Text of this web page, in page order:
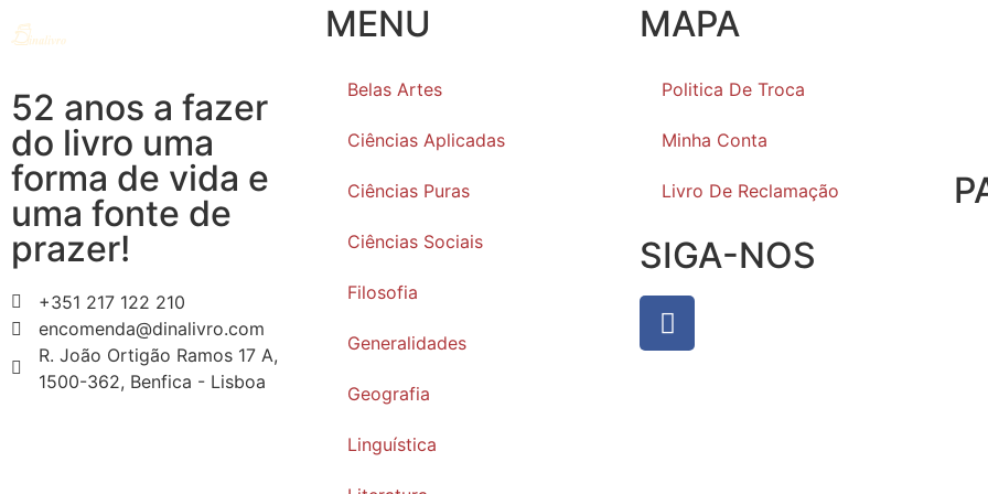
52 anos a fazer
do livro uma
forma de vida e
uma fonte de
prazer!
+351 217 122 210
encomenda@dinalivro.com
R. João Ortigão Ramos 17 A,
1500-362, Benfica - Lisboa
MENU
Belas Artes
Ciências Aplicadas
Ciências Puras
Ciências Sociais
Filosofia
Generalidades
Geografia
Linguística
MAPA
Politica De Troca
Minha Conta
Livro De Reclamação
SIGA-NOS